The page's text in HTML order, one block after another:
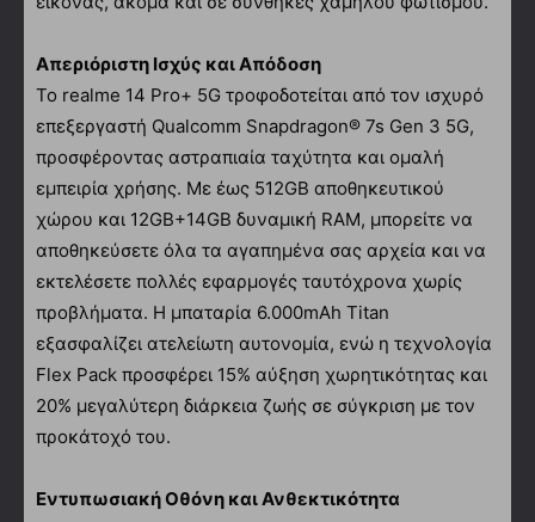
Απεριόριστη Ισχύς και Απόδοση
Το realme 14 Pro+ 5G τροφοδοτείται από τον ισχυρό
επεξεργαστή Qualcomm Snapdragon® 7s Gen 3 5G,
προσφέροντας αστραπιαία ταχύτητα και ομαλή
εμπειρία χρήσης. Με έως 512GB αποθηκευτικού
χώρου και 12GB+14GB δυναμική RAM, μπορείτε να
αποθηκεύσετε όλα τα αγαπημένα σας αρχεία και να
εκτελέσετε πολλές εφαρμογές ταυτόχρονα χωρίς
προβλήματα. Η μπαταρία 6.000mAh Titan
εξασφαλίζει ατελείωτη αυτονομία, ενώ η τεχνολογία
Flex Pack προσφέρει 15% αύξηση χωρητικότητας και
20% μεγαλύτερη διάρκεια ζωής σε σύγκριση με τον
προκάτοχό του.
Εντυπωσιακή Οθόνη και Ανθεκτικότητα